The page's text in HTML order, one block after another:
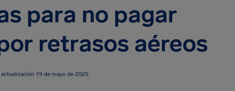
para no pagar
retrasos aéreos
actualización 19 de mayo de 2025